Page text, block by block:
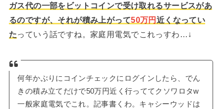
ガス代の一部をビットコインで受け取れるサービスがあ
るのですが、それが積み上がって50万円 近くなってい
たっていう話ですね。家庭用電気でこれっすわ…↓
何年かぶりにコインチェックにログインしたら、でん
きの積み立てだけで50万円近く行っててクソワロタw
一般家庭電気でこれ。記事書くわ。キャシーウッドは